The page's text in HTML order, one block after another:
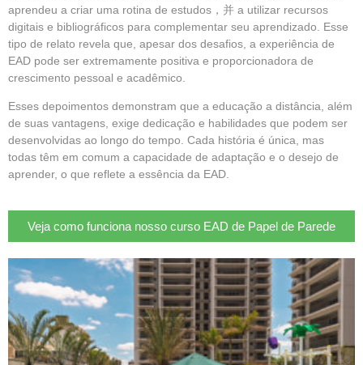
aprendeu a criar uma rotina de estudos，并 a utilizar recursos
digitais e bibliográficos para complementar seu aprendizado. Esse
tipo de relato revela que, apesar dos desafios, a experiência de
EAD pode ser extremamente positiva e proporcionadora de
crescimento pessoal e acadêmico.
Esses depoimentos demonstram que a educação a distância, além
de suas vantagens, exige dedicação e habilidades que podem ser
desenvolvidas ao longo do tempo. Cada história é única, mas
todas têm em comum a capacidade de adaptação e o desejo de
aprender, o que reflete a essência da EAD.
Veja como funciona nosso curso EAD de Papel de Parede